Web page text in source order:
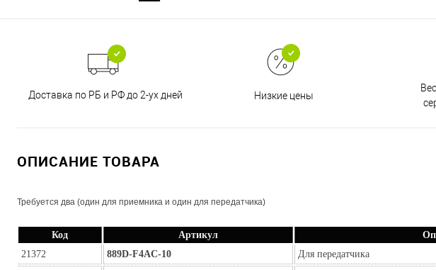
Доставка по РБ и РФ до 2-ух дней Низкие цены
ОПИСАНИЕ ТОВАРА
Требуется два (один для приемника и один для передатчика)
Код Артикул
21372
889D-F4AC-10 Для передатчика